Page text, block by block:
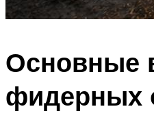
Основные
фидерных